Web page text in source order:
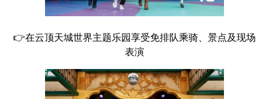
👉在云顶天城世界主题乐园享受免排队乘骑、景点及现场
表演